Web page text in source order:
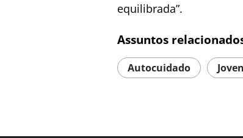
equilibrada”.
Assuntos
Autocuidado